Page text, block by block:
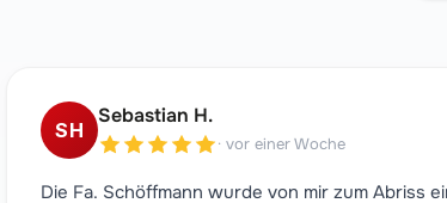
SH
Sebastian H.
· vor einer Woche
Die Fa. Schöffmann wurde von mir zum Abriss